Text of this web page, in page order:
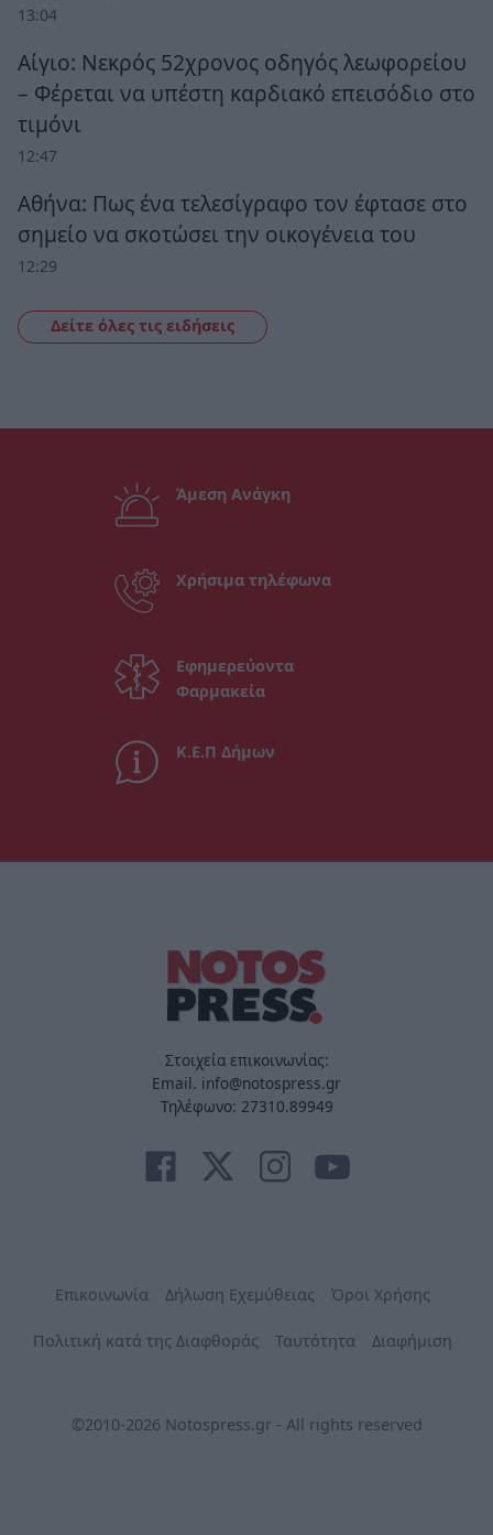
13:04
Αίγιο: Νεκρός 52χρονος οδηγός λεωφορείου
– Φέρεται να υπέστη καρδιακό επεισόδιο στο
τιμόνι
12:47
Αθήνα: Πως ένα τελεσίγραφο τον έφτασε στο
σημείο να σκοτώσει την οικογένεια του
12:29
Δείτε όλες τις ειδήσεις
Άμεση Ανάγκη
Χρήσιμα τηλέφωνα
Εφημερεύοντα
Φαρμακεία
Κ.Ε.Π Δήμων
Στοιχεία επικοινωνίας:
Email. info@notospress.gr
Τηλέφωνο: 27310.89949
Επικοινωνία Δήλωση Εχεμύθειας Όροι Χρήσης
Πολιτική κατά της Διαφθοράς Ταυτότητα Διαφήμιση
©2010-2026 Notospress.gr - All rights reserved